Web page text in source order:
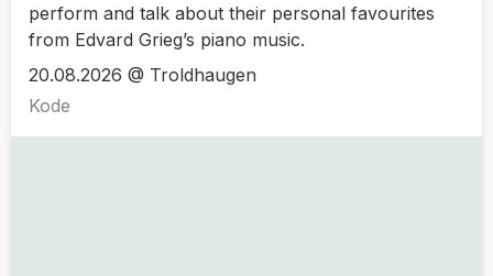
perform and talk about their personal favourites
from Edvard Grieg’s piano music.
20.08.2026 @ Troldhaugen
Kode